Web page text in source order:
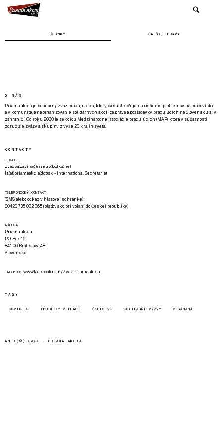
ČLÁNKY ĎALŠIE SPRÁVY
O NÁS
Priama akcia je solidárny zväz pracujúcich, ktorý sa sústreďuje na riešenie problémov na pracovisku
a v komunite, a na organizovanie solidárnych akcií za práva a požiadavky pracujúcich na Slovensku aj v
zahraničí. Od roku 2000 je sekciou Medzinárodnej asociácie pracujúcich (MAP), ktorá v súčasnosti
združuje zväzy a skupiny z vyše 20 krajín sveta.
KONTAKTY
E-MAIL
zvazpa(zavináč)riseup(bodka)net
is(at)priamaakcia(dot)sk - International Secretariat
TELEFONICKÝ KONTAKT
(SMS alebo odkaz v hlasovej schránke):
00420 735 082 065 (platby ako pri volaní do Českej republiky)
ADRESA
Priama akcia
P.O. Box 16
841 06 Bratislava 48
Slovensko
FACEBOOK www.facebook.com/Zvaz.Priama.akcia
TAGY
COVID-19 PROBLÉMY V PRÁCI ŠKOLSTVO SOLIDÁRNE VÝZVY VEGANANA
ANTI(©) 2024 - PRIAMA AKCIA